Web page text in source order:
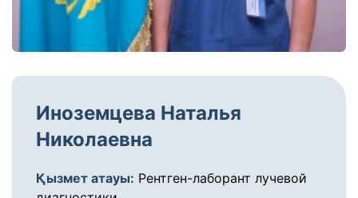
Иноземцева Наталья
Николаевна
Қызмет атауы: Рентген-лаборант лучевой